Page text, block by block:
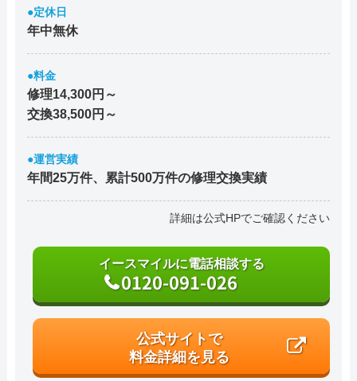
●定休日
年中無休
●料金
修理14,300円～
交換38,500円～
●運営実績
年間25万件、累計500万件の修理交換実績
詳細は公式HPでご確認ください
イースマイルに電話相談する
0120-091-026
公式サイトで
料金詳細を見る